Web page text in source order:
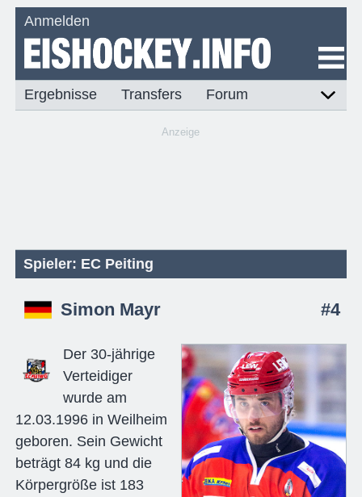
Anmelden
Ergebnisse Transfers Forum
Anzeige
Spieler: EC Peiting
Simon Mayr #4
Der 30-jährige
Verteidiger
wurde am
12.03.1996 in Weilheim
geboren. Sein Gewicht
beträgt 84 kg und die
Körpergröße ist 183